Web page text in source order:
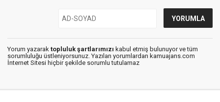
Yorum yazarak topluluk şartlarımızı kabul etmiş bulunuyor ve tüm
sorumluluğu üstleniyorsunuz. Yazılan yorumlardan kamuajans.com
İnternet Sitesi hiçbir şekilde sorumlu tutulamaz